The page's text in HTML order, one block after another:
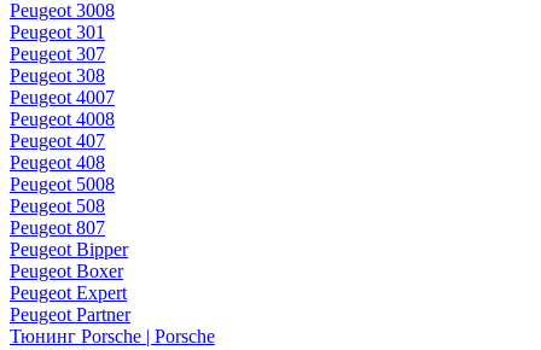
Peugeot 3008
Peugeot 301
Peugeot 307
Peugeot 308
Peugeot 4007
Peugeot 4008
Peugeot 407
Peugeot 408
Peugeot 5008
Peugeot 508
Peugeot 807
Peugeot Bipper
Peugeot Boxer
Peugeot Expert
Peugeot Partner
Тюнинг Porsche | Porsche